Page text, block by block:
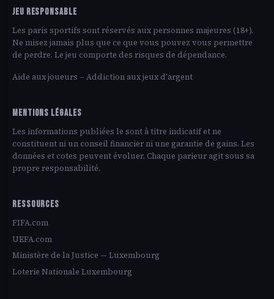
JEU RESPONSABLE
Les paris sportifs sont réservés aux personnes majeures (18+).
Ne misez jamais plus que ce que vous pouvez vous permettre
de perdre. Le jeu comporte des risques de dépendance.
Aide aux joueurs – Addiction aux jeux d'argent
MENTIONS LÉGALES
Les informations publiées le sont à titre indicatif et ne
constituent ni un conseil financier ni une garantie de gains. Les
données et cotes peuvent évoluer. Chaque parieur agit sous sa
propre responsabilité.
RESSOURCES
FIFA.com
UEFA.com
Ministère de la Justice — Luxembourg
Loterie Nationale Luxembourg